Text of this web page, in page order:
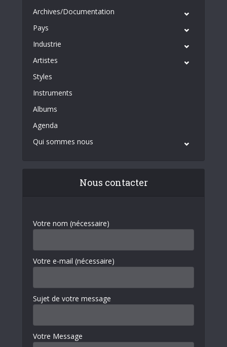
Archives/Documentation
Pays
Industrie
Artistes
Styles
Instruments
Albums
Agenda
Qui sommes nous
Nous contacter
Votre nom (nécessaire)
Votre e-mail (nécessaire)
Sujet de votre message
Votre Message